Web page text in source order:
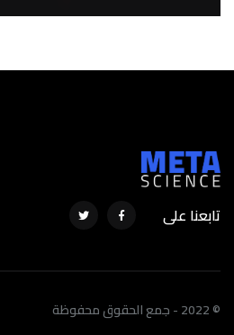
تابعنا على
© 2022 - جمع الحقوق محفوظة